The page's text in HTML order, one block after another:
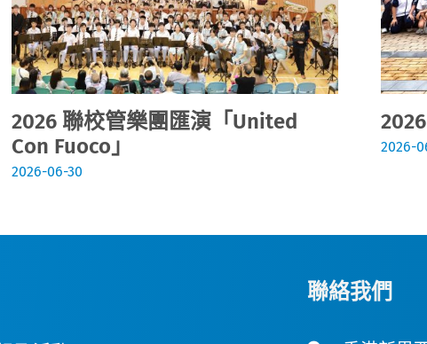
2026 聯校管樂團匯演「United
Con Fuoco」
2026-06-30
2026-
聯絡我們